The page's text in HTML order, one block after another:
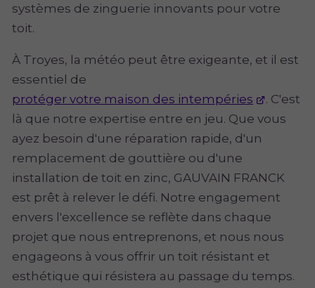
systèmes de zinguerie innovants pour votre
toit.
À Troyes, la météo peut être exigeante, et il est
essentiel de
protéger votre maison des intempéries
. C'est
là que notre expertise entre en jeu. Que vous
ayez besoin d'une réparation rapide, d'un
remplacement de gouttière ou d'une
installation de toit en zinc, GAUVAIN FRANCK
est prêt à relever le défi. Notre engagement
envers l'excellence se reflète dans chaque
projet que nous entreprenons, et nous nous
engageons à vous offrir un toit résistant et
esthétique qui résistera au passage du temps.